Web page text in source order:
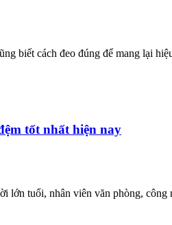
biết cách đeo đúng để mang lại
tốt nhất hiện nay
lớn tuổi, nhân viên văn phòng,